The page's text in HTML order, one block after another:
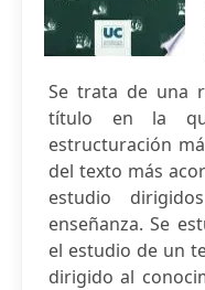
Se trata de una
título en la
estructuración
del texto más
estudio
enseñanza. Se
el estudio de un
dirigido al